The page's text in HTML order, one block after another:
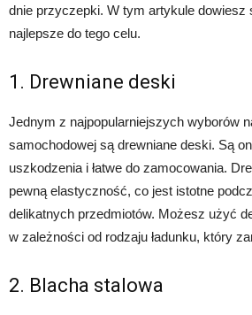
dnie przyczepki. W tym artykule dowiesz
najlepsze do tego celu.
1. Drewniane deski
Jednym z najpopularniejszych wyborów
samochodowej są drewniane deski. Są
uszkodzenia i łatwe do zamocowania.
pewną elastyczność, co jest istotne
delikatnych przedmiotów. Możesz użyć
w zależności od rodzaju ładunku, który
2. Blacha stalowa